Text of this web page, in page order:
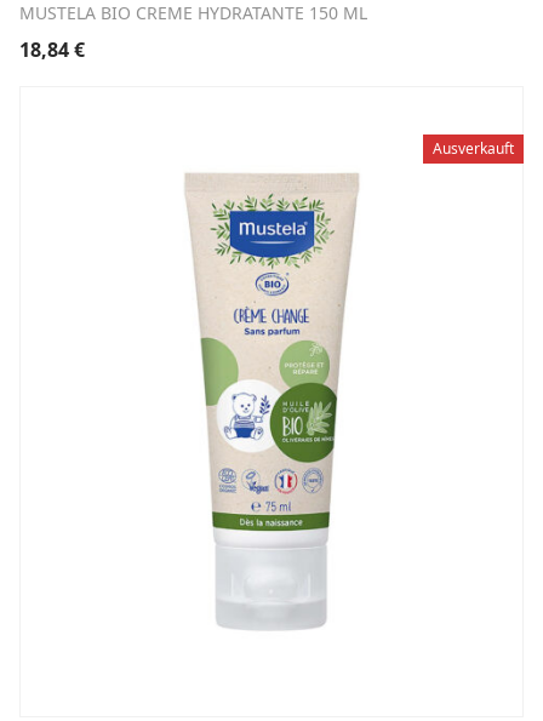
MUSTELA BIO CREME HYDRATANTE 150 ML
18,84€
Ausverkauft